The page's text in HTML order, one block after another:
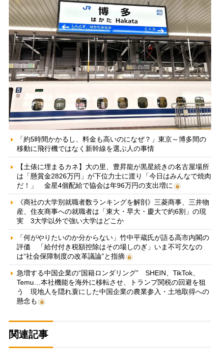
「約5時間かかるし、料金も高いのになぜ？」東京～博多間の
移動に飛行機ではなく新幹線を選ぶ人の事情
【土俵に埋まるカネ】大の里、豊昇龍が黒星続きの名古屋場所
は「懸賞金2826万円」が下位力士に渡り「今日はみんなで焼肉
だ！」 金星4個配給で協会は年96万円の支出増に
《商社の大学別就職者数ランキングを解剖》三菱商事、三井物
産、住友商事への就職者は「東大・早大・慶大で約6割」の現
実 3大学以外で強い大学はどこか
「何がやりたいのか分からない」竹中平蔵氏が語る高市内閣の
評価 「給付付き税額控除はその場しのぎ」いま不可欠なの
は“社会保障制度の改革議論”と指摘
急増する中国企業の“国籍ロンダリング” SHEIN、TikTok、
Temu…本社機能を海外に移転させ、トランプ関税の回避を狙
う 現地人を隠れ蓑にした中国企業の農業参入・土地取得への
懸念も
関連記事